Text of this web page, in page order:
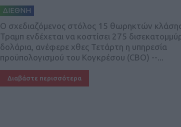
ΔΙΕΘΝΗ
O σχεδιαζόμενος στόλος 15 θωρηκτών
Τραμπ ενδέχεται να κοστίσει 275
δολάρια, ανέφερε χθες Τετάρτη η υπηρεσία
προϋπολογισμού του Κογκρέσου (CBO) --...
Διαβάστε περισσότερα